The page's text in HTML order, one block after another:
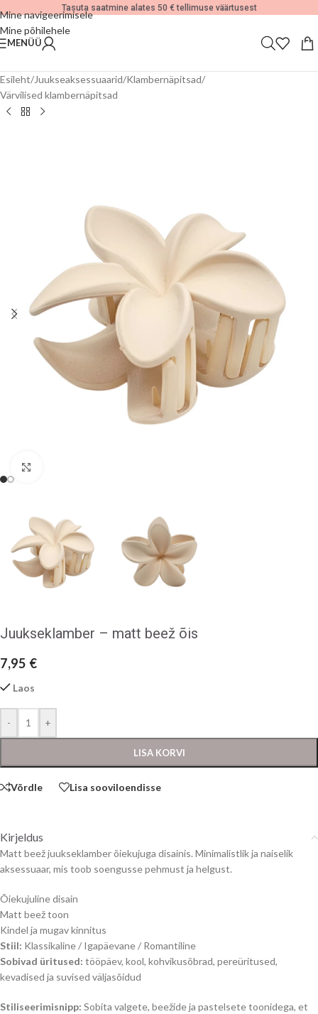
Mine navigeerimisele
Mine põhilehele
Tasuta saatmine alates 50 € tellimuse väärtusest
MENÜÜ
Esileht/Juukseaksessuaarid/Klambernäpitsad/
Värvilised klambernäpitsad
Juukseklamber – matt beež õis
7,95 €
Laos
- +
LISA KORVI
Võrdle Lisa sooviloendisse
Kirjeldus
Matt beež juukseklamber õiekujuga disainis. Minimalistlik ja naiselik
aksessuaar, mis toob soengusse pehmust ja helgust.
Õiekujuline disain
Matt beež toon
Kindel ja mugav kinnitus
Stiil: Klassikaline / Igapäevane / Romantiline
Sobivad üritused: tööpäev, kool, kohvikusõbrad, pereüritused,
kevadised ja suvised väljasõidud
Stiliseerimisnipp: Sobita valgete, beežide ja pastelsete toonidega, et